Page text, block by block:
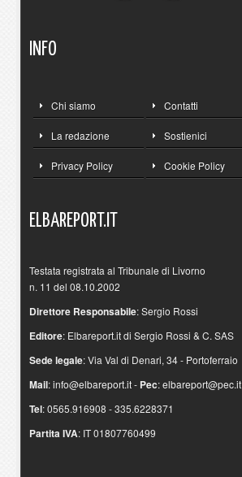
INFO
Chi siamo Contatti
La redazione Sostienici
Privacy Policy Cookie Policy
ELBAREPORT.IT
Testata registrata al Tribunale di Livorno
n. 11 del 08.10.2002
Direttore Responsabile: Sergio Rossi
Editore: Elbareport.it di Sergio Rossi & C. SAS
Sede legale: Via Val di Denari, 34 - Portoferraio
Mail:info@elbareport.it- Pec:elbareport@pec.it
Tel: 0565.916908 - 335.6228371
Partita IVA: IT 01807760499